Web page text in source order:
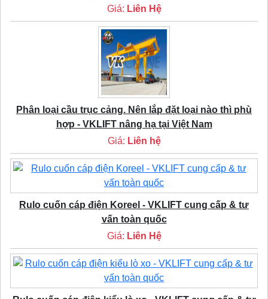
Giá: Liên Hệ
Phân loại cầu trục cảng. Nên lắp đặt loại nào thì phù
hợp - VKLIFT nâng hạ tại Việt Nam
Giá: Liên hệ
Rulo cuốn cáp điện Koreel - VKLIFT cung cấp & tư
vấn toàn quốc
Giá: Liên Hệ